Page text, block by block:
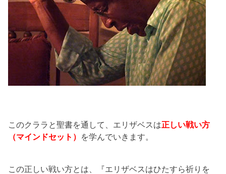
このクララと聖書を通して、エリザベスは正しい戦い方
（マインドセット） を学んでいきます。
この正しい戦い方とは、『エリザベスはひたすら祈りを